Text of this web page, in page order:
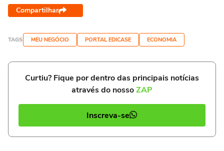
Compartilhar
TAGS MEU NEGÓCIO PORTAL EDICASE ECONOMIA
Curtiu? Fique por dentro das principais notícias
através do nossoZAP
Inscreva-se